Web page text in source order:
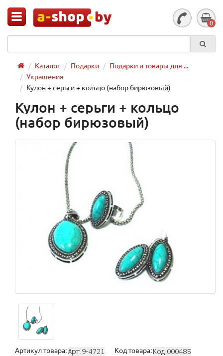
0
Каталог Подарки
Подарки и товары для ...
Украшения
Кулон + серьги + кольцо (набор бирюзовый)
Кулон + серьги + кольцо
(набор бирюзовый)
Артикул товара:
Код товара: